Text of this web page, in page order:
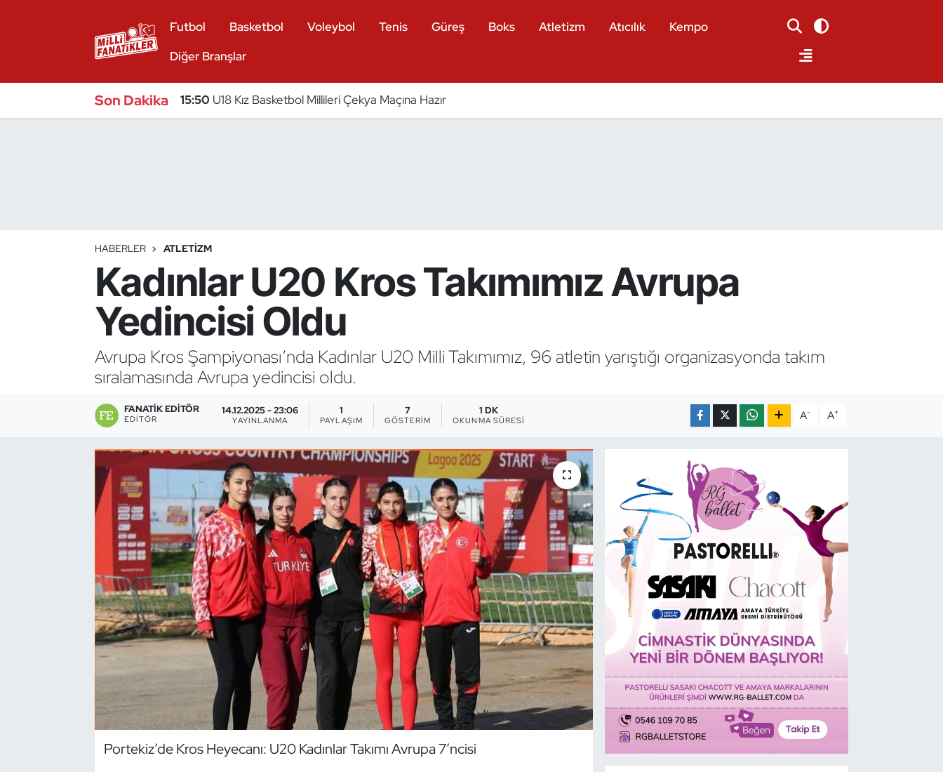
Futbol Basketbol Voleybol Tenis Güreş Boks Atletizm Atıcılık
Kempo
Diğer Branşlar
Son Dakika 15:50 U18 Kız Basketbol Millileri Çekya Maçına Hazır
HABERLER ATLETIZM
Kadınlar U20 Kros Takımımız Avrupa
Yedincisi Oldu
Avrupa Kros Şampiyonası’nda Kadınlar U20 Milli Takımımız, 96 atletin yarıştığı organizasyonda takım
sıralamasında Avrupa yedincisi oldu.
FANATIK EDITÖR
EDITÖR
14.12.2025 - 23:06
YAYINLANMA
1
PAYLAŞIM
7
GÖSTERIM
1 DK
OKUNMA SÜRESI A- A+
Portekiz’de Kros Heyecanı: U20 Kadınlar Takımı Avrupa 7’ncisi
Bocce Bowling Dart
Buz Hokeyi
Çim Hokeyi
Dans Sporları